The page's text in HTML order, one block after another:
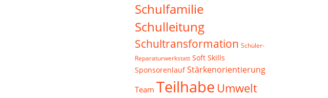
Schulfamilie
Schulleitung
Schultransformation Schüler-
Reparaturwerkstatt Soft Skills
Sponsorenlauf Stärkenorientierung
Team Teilhabe Umwelt